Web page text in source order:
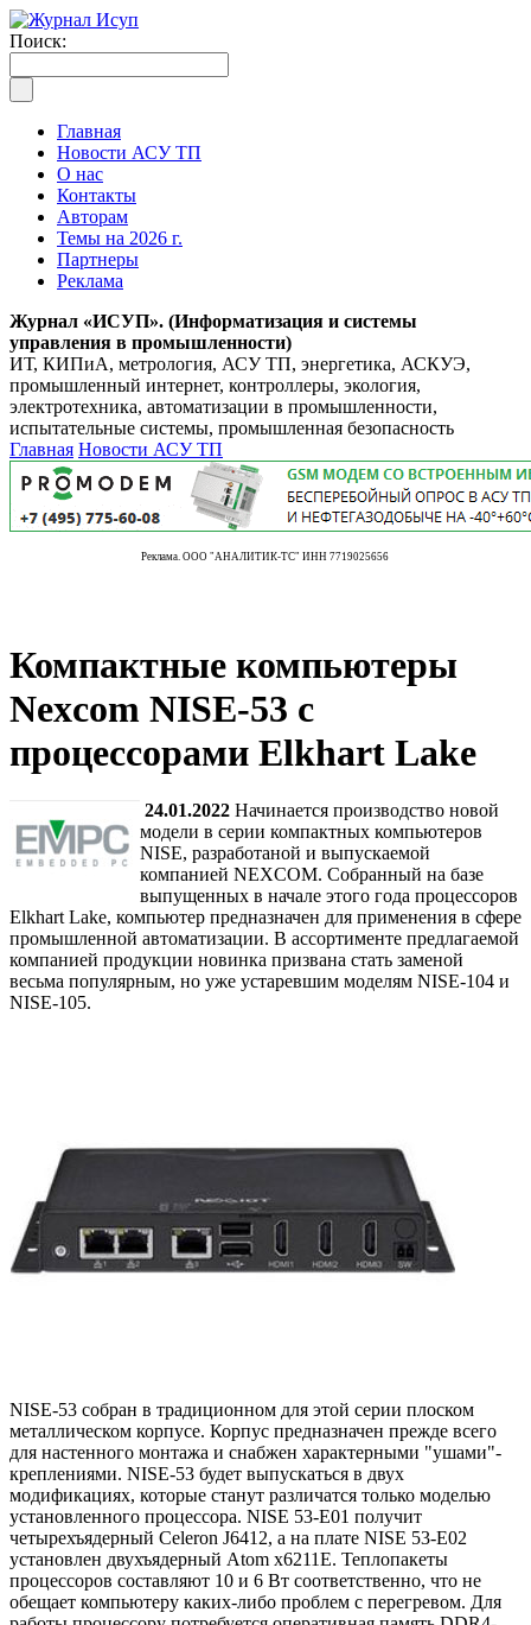
Поиск:
Главная
Новости АСУ ТП
О нас
Контакты
Авторам
Темы на 2026 г.
Партнеры
Реклама
Журнал «ИСУП». (Информатизация и системы
управления в промышленности)
ИТ, КИПиА, метрология, АСУ ТП, энергетика, АСКУЭ,
промышленный интернет, контроллеры, экология,
электротехника, автоматизации в промышленности,
испытательные системы, промышленная безопасность
Главная Новости АСУ ТП
Реклама. ООО "АНАЛИТИК-ТС" ИНН 7719025656
Компактные компьютеры
Nexcom NISE-53 с
процессорами Elkhart Lake
24.01.2022 Начинается производство новой
модели в серии компактных компьютеров
NISE, разработаной и выпускаемой
компанией NEXCOM. Собранный на базе
выпущенных в начале этого года процессоров
Elkhart Lake, компьютер предназначен для применения в сфере
промышленной автоматизации. В ассортименте предлагаемой
компанией продукции новинка призвана стать заменой
весьма популярным, но уже устаревшим моделям NISE-104 и
NISE-105.
NISE-53 собран в традиционном для этой серии плоском
металлическом корпусе. Корпус предназначен прежде всего
для настенного монтажа и снабжен характерными "ушами"-
креплениями. NISE-53 будет выпускаться в двух
модификациях, которые станут различатся только моделью
установленного процессора. NISE 53-E01 получит
четырехъядерный Celeron J6412, а на плате NISE 53-E02
установлен двухъядерный Atom x6211E. Теплопакеты
процессоров составляют 10 и 6 Вт соответственно, что не
обещает компьютеру каких-либо проблем с перегревом. Для